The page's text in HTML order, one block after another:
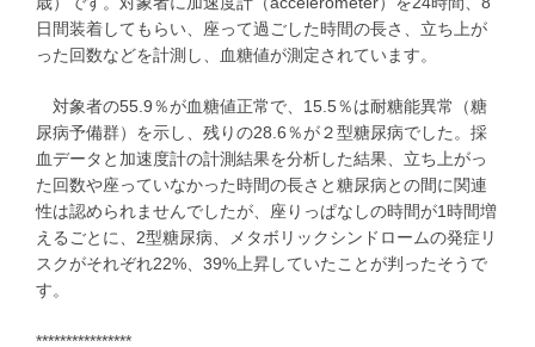
日間装着してもらい、座って過ごした時間の長さ、立ち上が
った回数などを計測し、血糖値が測定されています。
対象者の55.9％が血糖値正常で、15.5％は耐糖能異常（糖
尿病予備群）を示し、残りの28.6％が２型糖尿病でした。採
血データと加速度計の計測結果を分析した結果、立ち上がっ
た回数や座っていなかった時間の長さと糖尿病との間に関連
性は認められませんでしたが、座りっぱなしの時間が1時間増
えるごとに、2型糖尿病、メタボリックシンドロームの発症リ
スクがそれぞれ22%、39%上昇していたことが判ったそうで
す。
****************